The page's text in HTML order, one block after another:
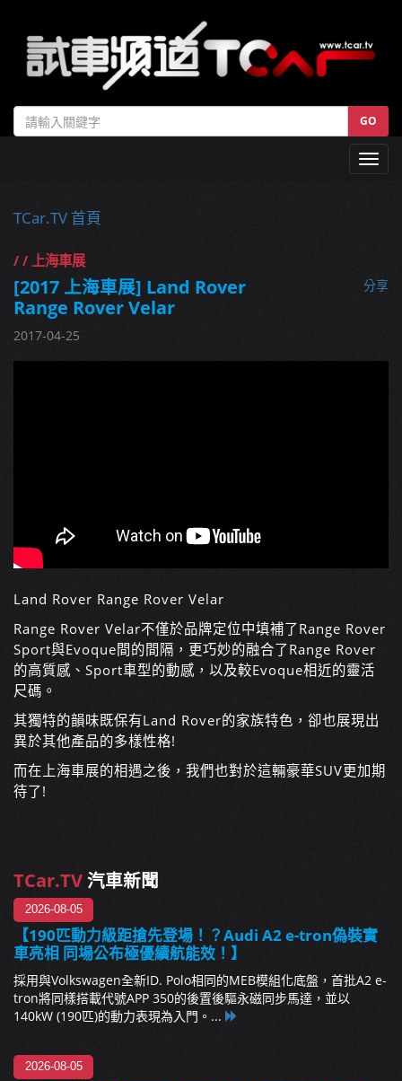
GO
TCar.TV 首頁
/ / 上海車展
[2017 上海車展] Land Rover
Range Rover Velar
分享
2017-04-25
Land Rover Range Rover Velar
Range Rover Velar不僅於品牌定位中填補了Range Rover
Sport與Evoque間的間隔，更巧妙的融合了Range Rover
的高質感、Sport車型的動感，以及較Evoque相近的靈活
尺碼。
其獨特的韻味既保有Land Rover的家族特色，卻也展現出
異於其他產品的多樣性格!
而在上海車展的相遇之後，我們也對於這輛豪華SUV更加期
待了!
TCar.TV汽車新聞
2026-08-05
【190匹動力級距搶先登場！？Audi A2 e-tron偽裝實
車亮相 同場公布極優續航能效！】
採用與Volkswagen全新ID. Polo相同的MEB模組化底盤，首批A2 e-
tron將同樣搭載代號APP 350的後置後驅永磁同步馬達，並以
140kW (190匹)的動力表現為入門。...
2026-08-05